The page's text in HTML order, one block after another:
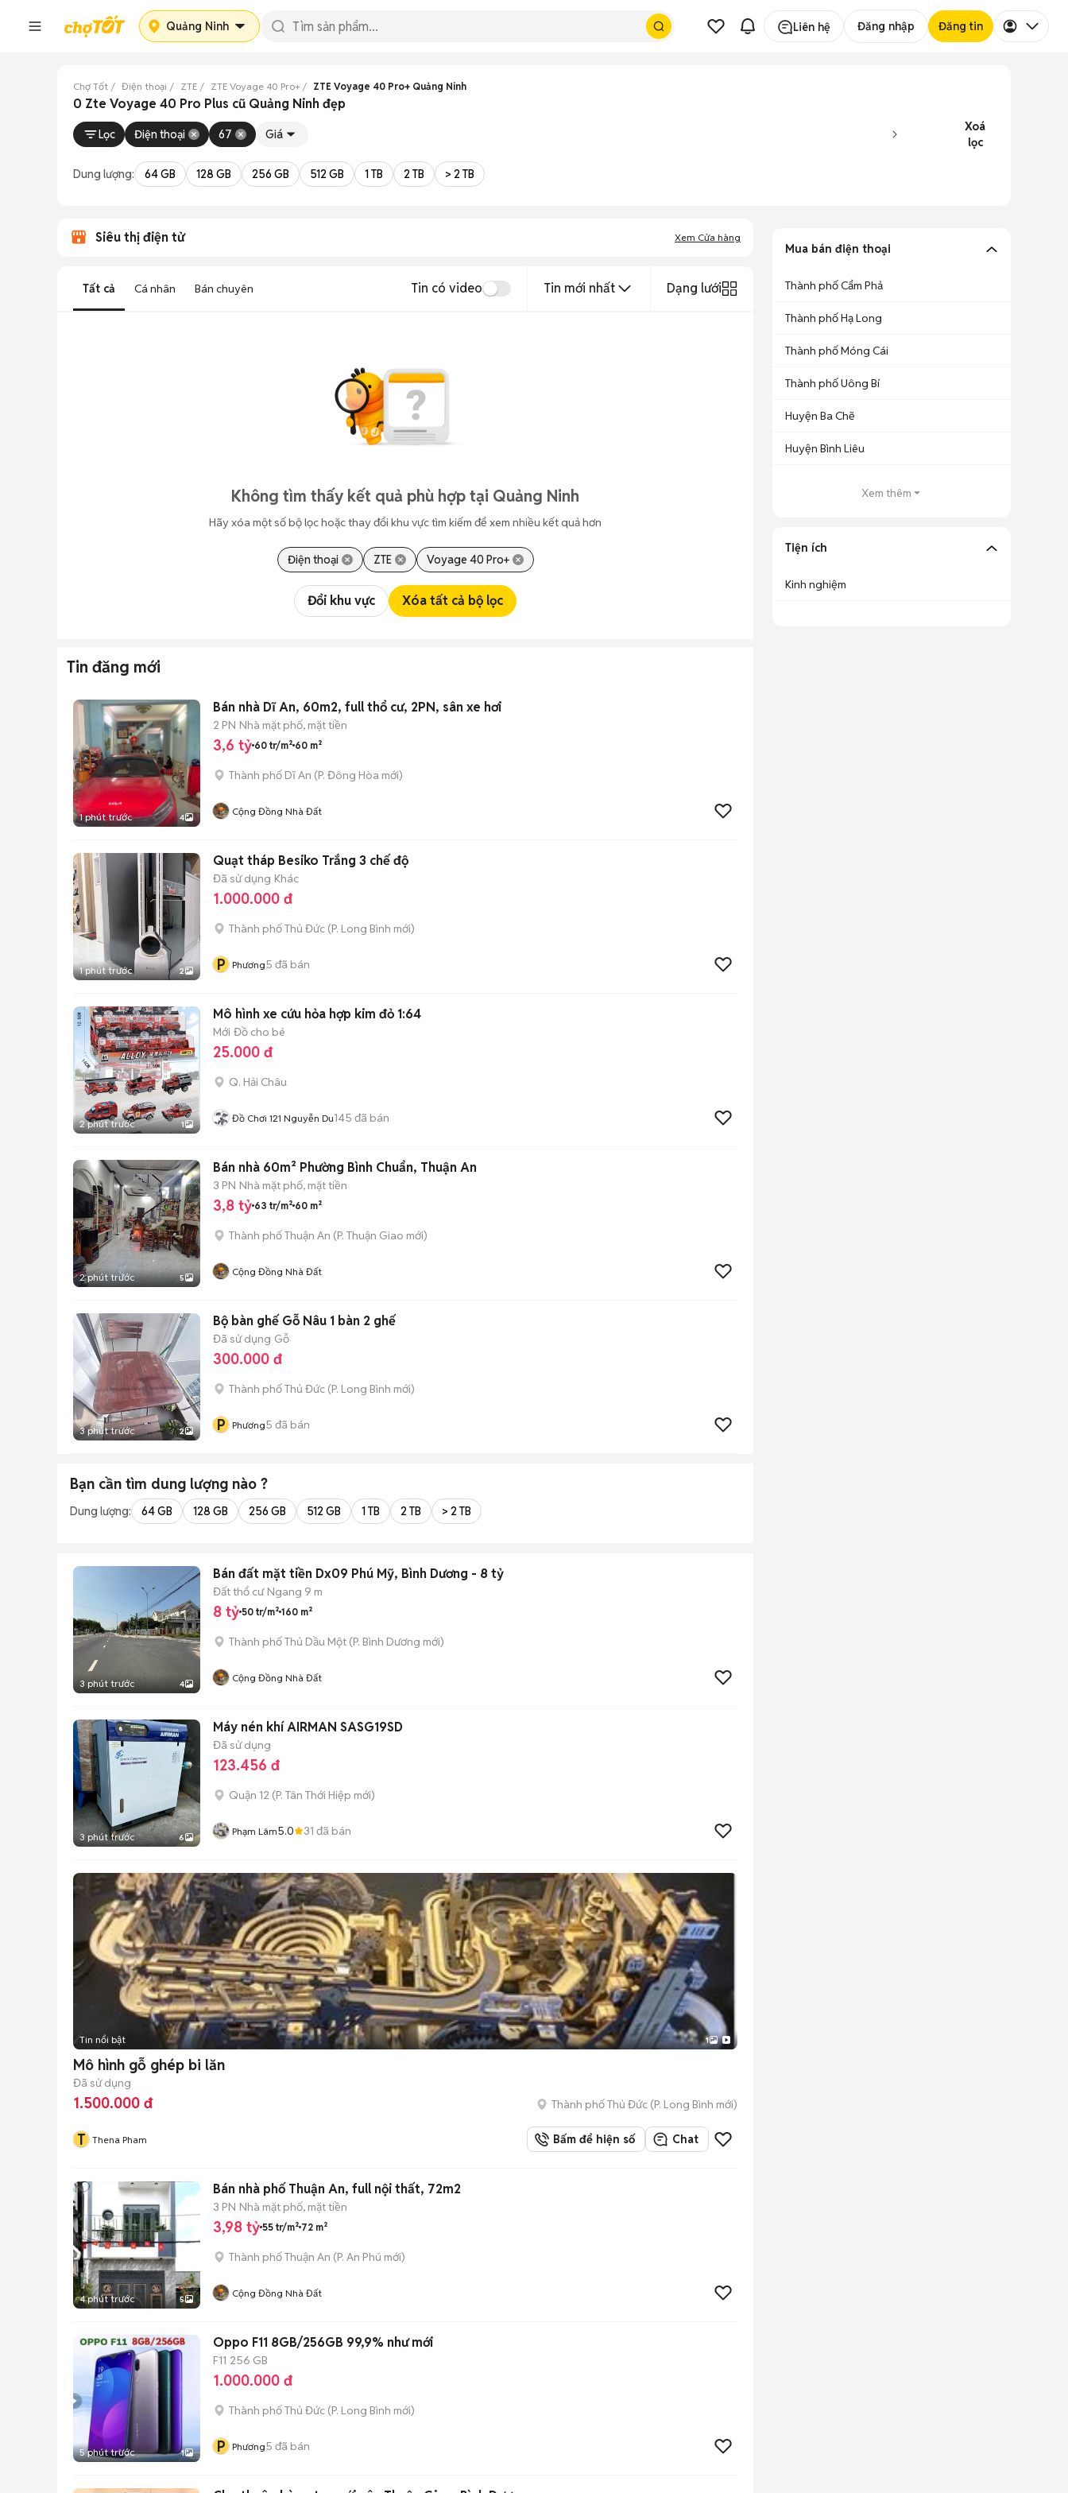
Quảng Ninh Liên hệ Đăng nhập Đăng tin
Chợ Tốt Điện thoại ZTE ZTE Voyage 40 Pro+ ZTE Voyage 40 Pro+ Quảng Ninh
0 Zte Voyage 40 Pro Plus cũ Quảng Ninh đẹp
Lọc Điện thoại 67 Giá
Xoá
lọc
Dung lượng: 64 GB 128 GB 256 GB 512 GB 1 TB 2 TB > 2 TB
Siêu thị điện tử Xem Cửa hàng
Tất cả Cá nhân Bán chuyên Tin có video Tin mới nhất Dạng lưới
Không tìm thấy kết quả phù hợp tại Quảng Ninh
Hãy xóa một số bộ lọc hoặc thay đổi khu vực tìm kiếm để xem nhiều kết quả hơn
Điện thoại ZTE Voyage 40 Pro+
Đổi khu vực Xóa tất cả bộ lọc
Tin đăng mới
1 phút trước 4
Bán nhà Dĩ An, 60m2, full thổ cư, 2PN, sân xe hơi
2 PN Nhà mặt phố, mặt tiền
3,6 tỷ 60 tr/m² 60 m²
Thành phố Dĩ An (P. Đông Hòa mới)
Cộng Đồng Nhà Đất
1 phút trước 2
Quạt tháp Besiko Trắng 3 chế độ
Đã sử dụng Khác
1.000.000 đ
Thành phố Thủ Đức (P. Long Bình mới)
P Phương5 đã bán
2 phút trước 1
Mô hình xe cứu hỏa hợp kim đỏ 1:64
Mới Đồ cho bé
25.000 đ
Q. Hải Châu
Đồ Chơi 121 Nguyễn Du145 đã bán
2 phút trước 5
Bán nhà 60m² Phường Bình Chuẩn, Thuận An
3 PN Nhà mặt phố, mặt tiền
3,8 tỷ 63 tr/m² 60 m²
Thành phố Thuận An (P. Thuận Giao mới)
Cộng Đồng Nhà Đất
3 phút trước 2
Bộ bàn ghế Gỗ Nâu 1 bàn 2 ghế
Đã sử dụng Gỗ
300.000 đ
Thành phố Thủ Đức (P. Long Bình mới)
P Phương5 đã bán
Bạn cần tìm dung lượng nào ?
Dung lượng: 64 GB 128 GB 256 GB 512 GB 1 TB 2 TB > 2 TB
3 phút trước 4
Bán đất mặt tiền Dx09 Phú Mỹ, Bình Dương - 8 tỷ
Đất thổ cư Ngang 9 m
8 tỷ 50 tr/m² 160 m²
Thành phố Thủ Dầu Một (P. Bình Dương mới)
Cộng Đồng Nhà Đất
3 phút trước 6
Máy nén khí AIRMAN SASG19SD
Đã sử dụng
123.456 đ
Quận 12 (P. Tân Thới Hiệp mới)
Phạm Lâm5.0 31 đã bán
Tin nổi bật 1
Mô hình gỗ ghép bi lăn
Đã sử dụng
1.500.000 đ Thành phố Thủ Đức (P. Long Bình mới)
T Thena Pham Bấm để hiện số Chat
4 phút trước 5
Bán nhà phố Thuận An, full nội thất, 72m2
3 PN Nhà mặt phố, mặt tiền
3,98 tỷ 55 tr/m² 72 m²
Thành phố Thuận An (P. An Phú mới)
Cộng Đồng Nhà Đất
5 phút trước 1
Oppo F11 8GB/256GB 99,9% như mới
F11 256 GB
1.000.000 đ
Thành phố Thủ Đức (P. Long Bình mới)
P Phương5 đã bán
Mua bán điện thoại
Thành phố Cẩm Phả
Thành phố Hạ Long
Thành phố Móng Cái
Thành phố Uông Bí
Huyện Ba Chẽ
Huyện Bình Liêu
Xem thêm
Tiện ích
Kinh nghiệm